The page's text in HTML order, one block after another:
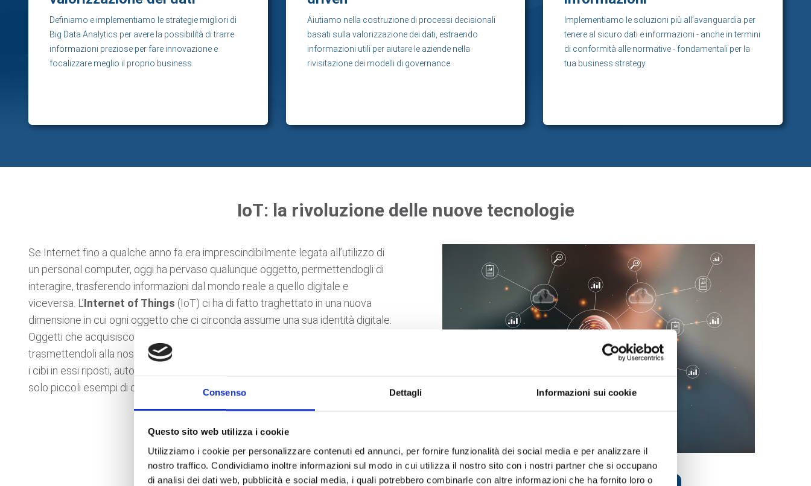
Consenso Dettagli Informazioni sui cookie
Questo sito web utilizza i cookie
Utilizziamo i cookie per personalizzare contenuti ed annunci, per fornire funzionalità dei social media e per analizzare il
nostro traffico. Condividiamo inoltre informazioni sul modo in cui utilizza il nostro sito con i nostri partner che si occupano
di analisi dei dati web, pubblicità e social media, i quali potrebbero combinarle con altre informazioni che ha fornito loro o
Definiamo e implementiamo le strategie migliori di
Big Data Analytics per avere la possibilità di trarre
informazioni preziose per fare innovazione e
focalizzare meglio il proprio business.
Aiutiamo nella costruzione di processi decisionali
basati sulla valorizzazione dei dati, estraendo
informazioni utili per aiutare le aziende nella
rivisitazione dei modelli di governance.
Implementiamo le soluzioni più all’avanguardia per
tenere al sicuro dati e informazioni - anche in termini
di conformità alle normative - fondamentali per la
tua business strategy.
IoT: la rivoluzione delle nuove tecnologie
Se Internet fino a qualche anno fa era imprescindibilmente legata all’utilizzo di
un personal computer, oggi ha pervaso qualunque oggetto, permettendogli di
interagire, trasferendo informazioni dal mondo reale a quello digitale e
viceversa. L’Internet of Things (IoT) ci ha di fatto traghettato in una nuova
dimensione in cui ogni oggetto che ci circonda assume una sua identità digitale.
Oggetti che acquisiscono “intelligenza”: orologi che captano i segnali vitali
trasmettendoli alla nostra cartella clinica online, frigoriferi in grado di catalogare
i cibi in essi riposti, automobili che dialogano con l’ambiente circostante, sono
solo piccoli esempi di come l’IoT ha pervaso il nostro vivere quotidiano.